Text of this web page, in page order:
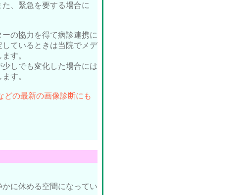
た、緊急を要する場合に
の協力を得て病診連携に
ているときは当院でメデ
す。
しでも変化した場合には
す。
どの最新の画像診断にも
に休める空間になってい